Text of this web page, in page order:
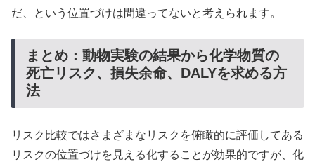
だ、という位置づけは間違ってないと考えられます。
まとめ：動物実験の結果から化学物質の
死亡リスク、損失余命、DALYを求める方
法
リスク比較ではさまざまなリスクを俯瞰的に評価してある
リスクの位置づけを見える化することが効果的ですが、化